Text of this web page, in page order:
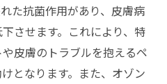
た抗菌作用があり、皮膚病
させます。これにより、特
皮膚のトラブルを抱えるペ
となります。また、オゾン